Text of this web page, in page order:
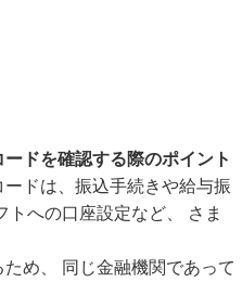
ドを確認する際のポイント
ドは、振込手続きや給与振
への口座設定など、 さま
め、 同じ金融機関であって